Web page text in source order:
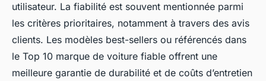
utilisateur. La fiabilité est souvent mentionnée parmi
les critères prioritaires, notamment à travers des avis
clients. Les modèles best-sellers ou référencés dans
le Top 10 marque de voiture fiable offrent une
meilleure garantie de durabilité et de coûts d’entretien